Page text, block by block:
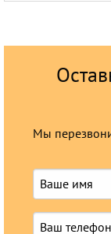
Мы